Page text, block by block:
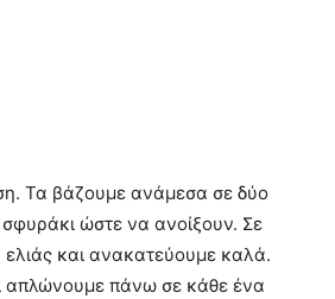
Τα βάζουμε ανάμεσα σε δύο
ώστε να ανοίξουν. Σε
και ανακατεύουμε καλά.
απλώνουμε πάνω σε κάθε ένα